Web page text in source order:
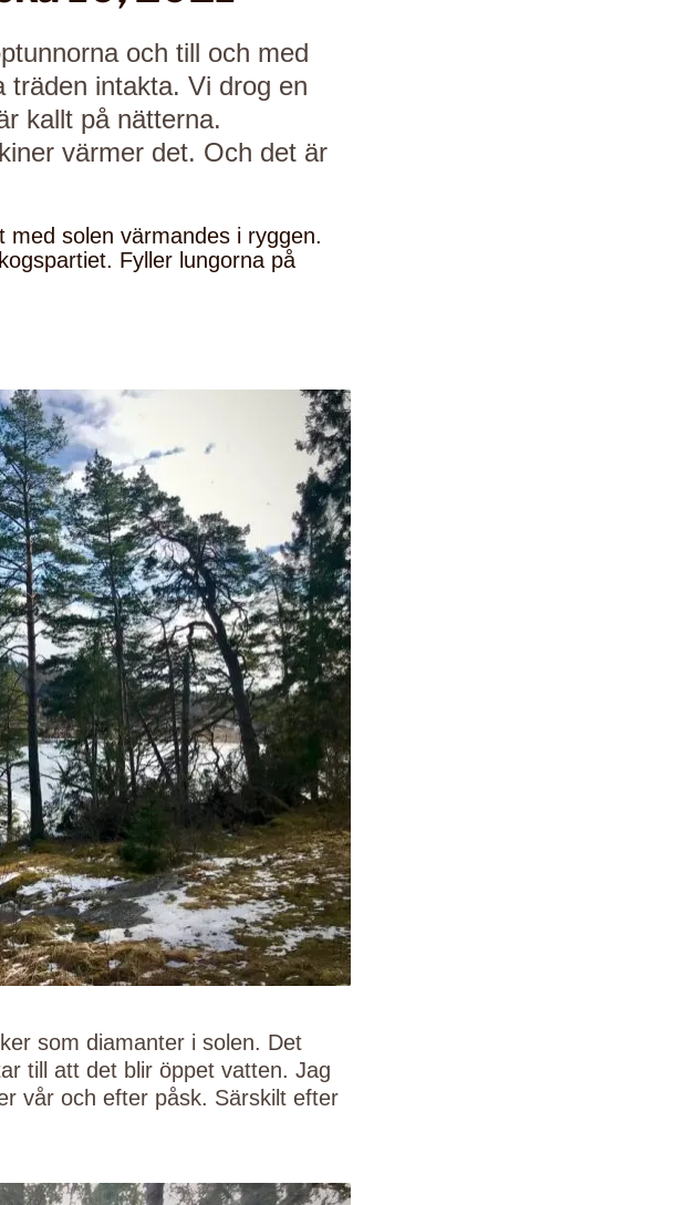
och till och med
träden intakta. Vi drog en
kallt på nätterna.
värmer det. Och det är
solen värmandes i ryggen.
Fyller lungorna på
som diamanter i solen. Det
till att det blir öppet vatten. Jag
vår och efter påsk. Särskilt efter